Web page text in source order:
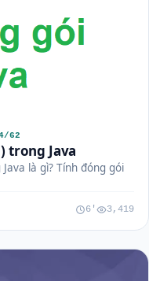
62
trong Java
là gì? Tính đóng gói
6' 3,419